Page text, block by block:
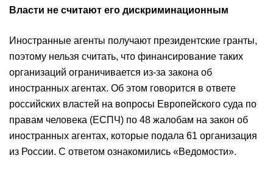
Власти не считают его дискриминационным
Иностранные агенты получают президентские гранты,
поэтому нельзя считать, что финансирование таких
организаций ограничивается из-за закона об
иностранных агентах. Об этом говорится в ответе
российских властей на вопросы Европейского суда по
правам человека (ЕСПЧ) по 48 жалобам на закон об
иностранных агентах, которые подала 61 организация
из России. С ответом ознакомились «Ведомости».